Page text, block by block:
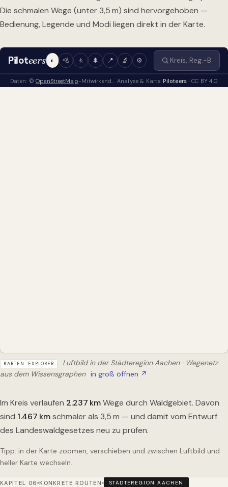
Die schmalen Wege (unter 3,5 m) sind hervorgehoben —
Bedienung, Legende und Modi liegen direkt in der Karte.
KARTEN-EXPLORER
Luftbild in der Städteregion Aachen · Wegenetz
aus dem Wissensgraphen in groß öffnen ↗
Im Kreis verlaufen 2.237 kmWege durch Waldgebiet. Davon
sind 1.467 kmschmaler als 3,5 m — und damit vom Entwurf
des Landeswaldgesetzes neu zu prüfen.
Tipp: in der Karte zoomen, verschieben und zwischen Luftbild und
heller Karte wechseln.
KAPITEL 06 KONKRETE ROUTEN STÄDTEREGION AACHEN